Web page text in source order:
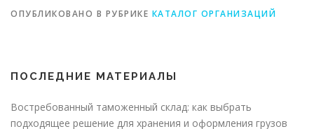
ОПУБЛИКОВАНО В РУБРИКЕ КАТАЛОГ ОРГАНИЗАЦИЙ
ПОСЛЕДНИЕ МАТЕРИАЛЫ
Востребованный таможенный склад: как выбрать
подходящее решение для хранения и оформления грузов